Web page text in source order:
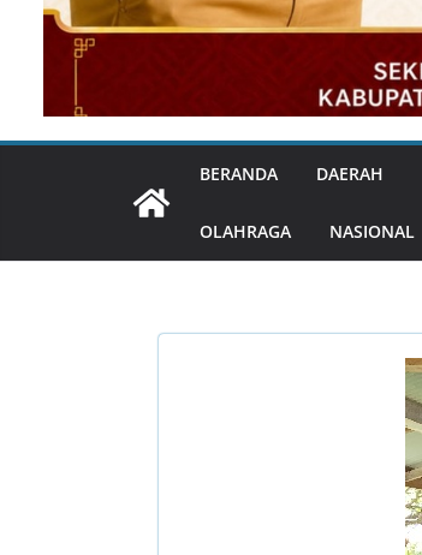
BERANDA DAERAH
OLAHRAGA NASIONAL